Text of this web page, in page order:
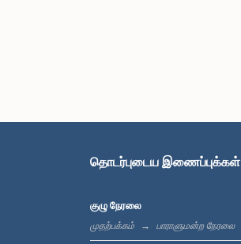
தொடர்புடைய இணைப்புக்கள்
குழு நேரலை
முதற்பக்கம் பாராளுமன்ற நேரலை